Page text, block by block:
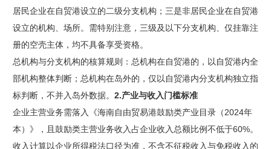
居民企业在自贸港设立的二级分支机构；三是非居民企业在自贸港
设立的机构、场所。需特别注意，三级及以下分支机构、仅挂靠注
册的空壳主体，均不具备享受资格。
总机构与分支机构的核算规则：总机构在自贸港的，以自贸港内全
部机构整体判断；总机构在岛外的，仅以自贸港内分支机构独立指
标判断，不并入岛外数据。 2.产业与收入门槛标准
企业主营业务需落入《海南自由贸易港鼓励类产业目录（2024年
本）》，且鼓励类主营业务收入占企业收入总额比例不低于60%。
收入计算以企业所得税法口径为准，不含不征税收入与免税收入的